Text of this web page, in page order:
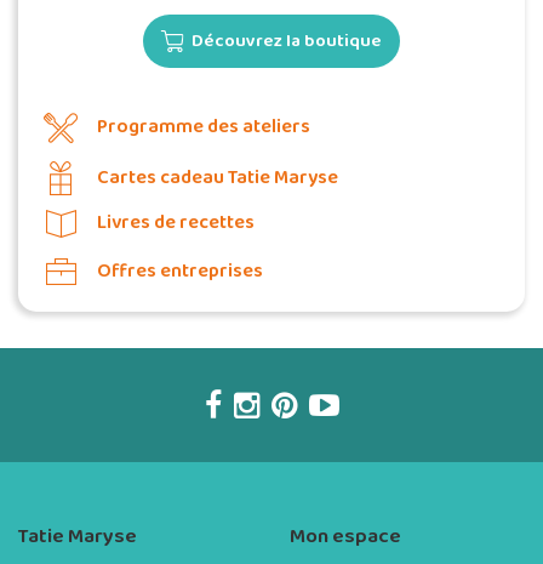
Découvrez la boutique
Programme des ateliers
Cartes cadeau Tatie Maryse
Livres de recettes
Offres entreprises
Tatie Maryse Mon espace